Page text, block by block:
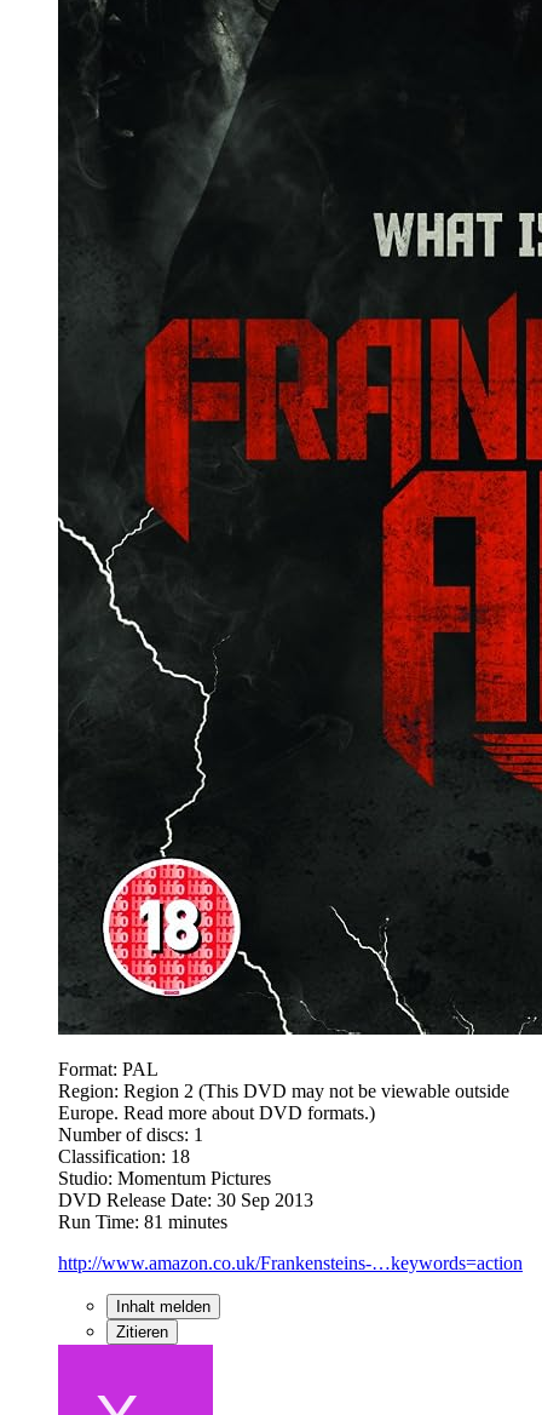
Format: PAL
Region: Region 2 (This DVD may not be viewable outside
Europe. Read more about DVD formats.)
Number of discs: 1
Classification: 18
Studio: Momentum Pictures
DVD Release Date: 30 Sep 2013
Run Time: 81 minutes
http://www.amazon.co.uk/Frankensteins-…keywords=action
Inhalt melden
Zitieren